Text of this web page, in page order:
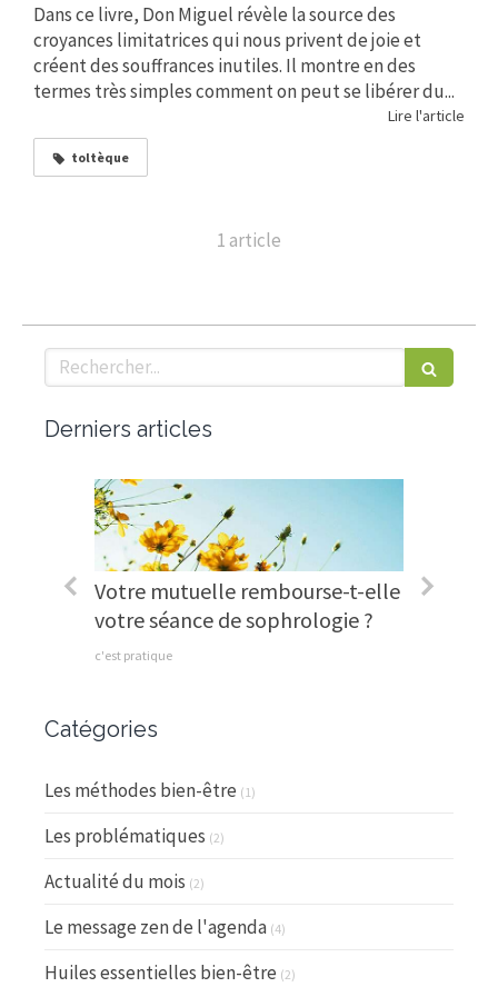
Dans ce livre, Don Miguel révèle la source des
croyances limitatrices qui nous privent de joie et
créent des souffrances inutiles. Il montre en des
termes très simples comment on peut se libérer du...
Lire l'article
toltèque
1 article
Rechercher
Derniers articles
Votre mutuelle rembourse-t-elle
votre séance de sophrologie ?
c'est pratique
Catégories
Les méthodes bien-être (1)
Les problématiques (2)
Actualité du mois (2)
Le message zen de l'agenda (4)
Huiles essentielles bien-être (2)